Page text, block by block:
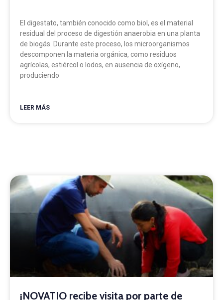
El digestato, también conocido como biol, es el material
residual del proceso de digestión anaerobia en una planta
de biogás. Durante este proceso, los microorganismos
descomponen la materia orgánica, como residuos
agrícolas, estiércol o lodos, en ausencia de oxígeno,
produciendo
LEER MÁS
¡NOVATIO recibe visita por parte de